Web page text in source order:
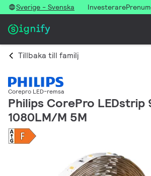
Sverige - Svenska Investerare
Tillbaka till familj
Corepro LED-remsa
Philips CorePro LEDstrip
1080LM/M 5M